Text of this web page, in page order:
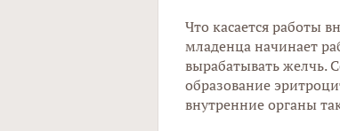
Что касается работы
младенца начинает
вырабатывать желчь.
образование
внутренние органы